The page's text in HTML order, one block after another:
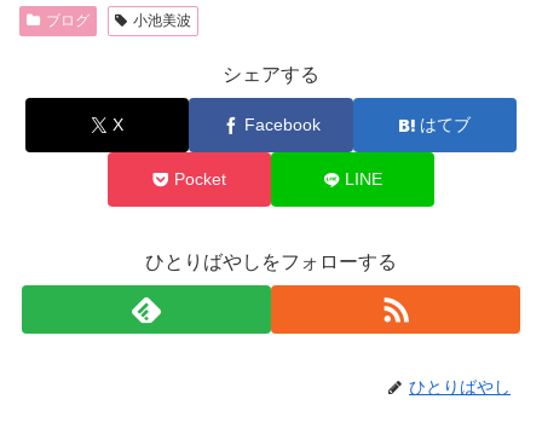
ブログ 小池美波
シェアする
X Facebook はてブ
Pocket LINE
ひとりばやしをフォローする
ひとりばやし